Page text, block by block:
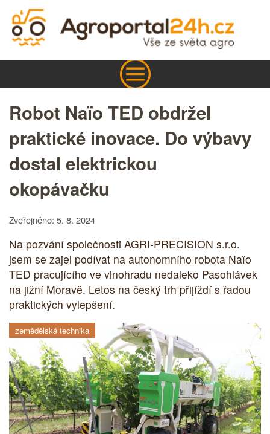
Robot Naïo TED obdržel
praktické inovace. Do výbavy
dostal elektrickou
okopávačku
Zveřejněno: 5. 8. 2024
Na pozvání společnosti AGRI-PRECISION s.r.o.
jsem se zajel podívat na autonomního robota Naïo
TED pracujícího ve vinohradu nedaleko Pasohlávek
na jižní Moravě. Letos na český trh přijíždí s řadou
praktických vylepšení.
zemědělská technika